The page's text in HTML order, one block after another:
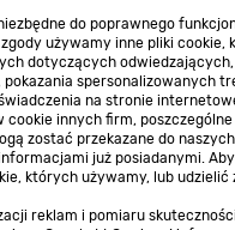
do poprawnego
używamy inne pliki cookie,
dotyczących odwiedzających,
spersonalizowanych
na stronie
cookie innych firm, poszczególne
zostać przekazane do naszych
już posiadanymi.
których używamy, lub udzielić
reklam i pomiaru
Regulaminy
Regulaminy
Polityka prywatności